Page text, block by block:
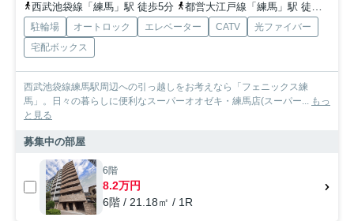
西武池袋線「練馬」駅 徒歩5分
都営大江戸線「練馬」駅 徒歩7分
駐輪場 オートロック エレベーター CATV
光ファイバー
宅配ボックス
西武池袋線練馬駅周辺への引っ越しをお考えなら「フェニックス練
馬」。日々の暮らしに便利なスーパーオオゼキ・練馬店(スーパー... もっ
と見る
募集中の部屋
6階
8.2万円
6階 / 21.18㎡ / 1R